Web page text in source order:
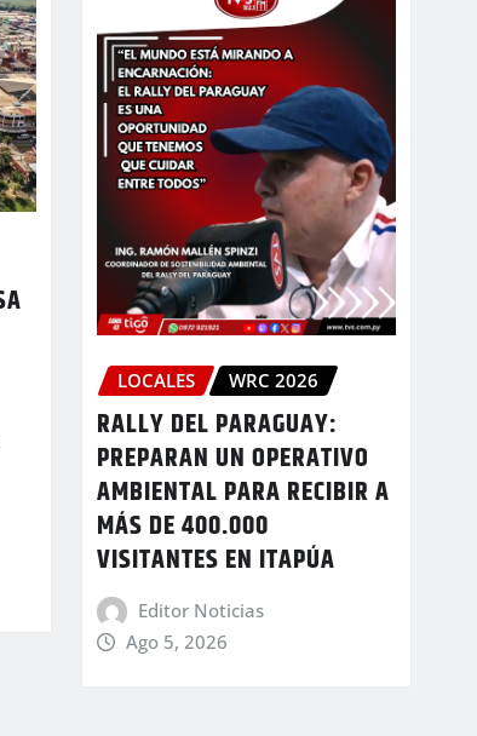
LOCALES WRC 2026
RALLY DEL PARAGUAY:
PREPARAN UN OPERATIVO
AMBIENTAL PARA RECIBIR A
MÁS DE 400.000
VISITANTES EN ITAPÚA
Editor Noticias
Ago 5, 2026